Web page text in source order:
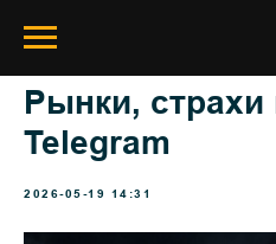
Рынки,
Telegram
2026-05-19 14:31